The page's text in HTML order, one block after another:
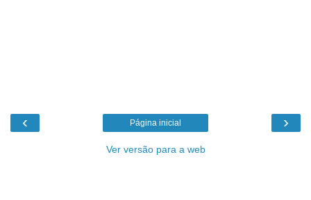
‹ ›
Página inicial
Ver versão para a web